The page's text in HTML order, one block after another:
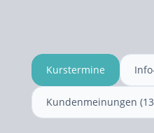
Kurstermine
Kundenmeinungen